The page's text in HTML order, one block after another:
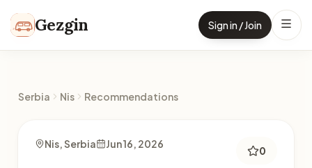
Gezgin Sign in / Join
Serbia Nis Recommendations
Nis, Serbia Jun 16, 2026
0